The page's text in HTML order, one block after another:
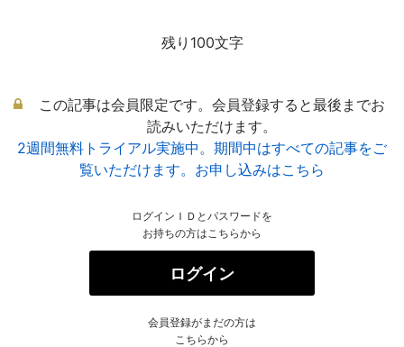
残り100文字
この記事は会員限定です。会員登録すると最後までお
読みいただけます。
2週間無料トライアル実施中。期間中はすべての記事をご
覧いただけます。お申し込みはこちら
ログインＩＤとパスワードを
お持ちの方はこちらから
ログイン
会員登録がまだの方は
こちらから